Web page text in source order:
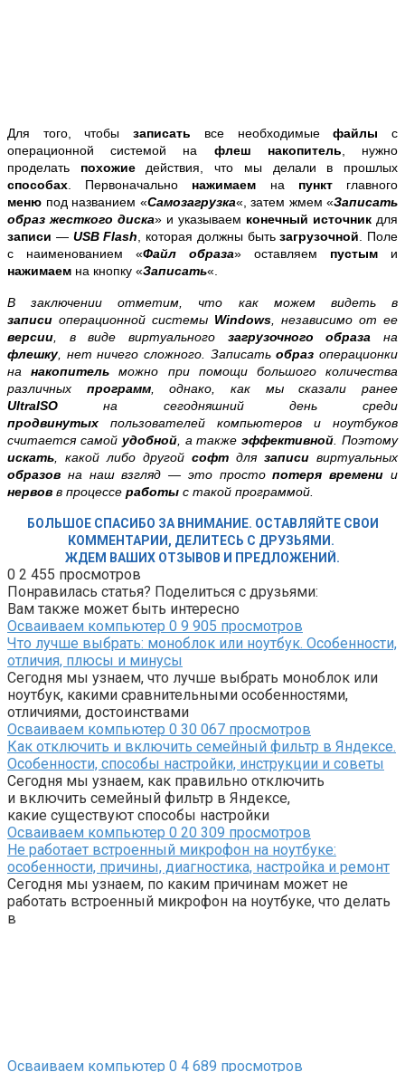
Для того, чтобызаписать все необходимыефайлыс
операционной системой на флеш накопитель , нужно
проделать похожие действия, что мы делали в прошлых
способах . Первоначально нажимаем на пункт главного
меню под названием «Самозагрузка«, затем жмем «Записать
образ жесткого диска» и указываем конечный источник для
записи — USB Flash , которая должны бытьзагрузочной . Поле
с наименованием «Файл образа» оставляем пустым и
нажимаем на кнопку «Записать«.
В заключении отметим, что как можем видеть в
записи операционной системы Windows , независимо от ее
версии , в виде виртуального загрузочного образа на
флешку, нет ничего сложного. Записатьобразоперационки
нанакопительможно при помощи большого количества
различных программ, однако, как мы сказали ранее
UltraISOна сегодняшний день среди
продвинутых пользователей компьютеров и ноутбуков
считается самой удобной, а такжеэффективной . Поэтому
искать , какой либо другой софт для записи виртуальных
образов на наш взгляд — это простопотеря времении
нервов в процессе работы с такой программой.
БОЛЬШОЕ СПАСИБО ЗА ВНИМАНИЕ. ОСТАВЛЯЙТЕ СВОИ
КОММЕНТАРИИ, ДЕЛИТЕСЬ С ДРУЗЬЯМИ.
ЖДЕМ ВАШИХ ОТЗЫВОВ И ПРЕДЛОЖЕНИЙ.
0 2 455 просмотров
Понравилась статья? Поделиться с друзьями:
Вам также может быть интересно
Осваиваем компьютер 0 9 905 просмотров
Что лучше выбрать: моноблок или ноутбук. Особенности,
отличия, плюсы и минусы
Сегодня мы узнаем, что лучше выбрать моноблок или
ноутбук, какими сравнительными особенностями,
отличиями, достоинствами
Осваиваем компьютер 0 30 067 просмотров
Как отключить и включить семейный фильтр в Яндексе.
Особенности, способы настройки, инструкции и советы
Сегодня мы узнаем, как правильно отключить
и включить семейный фильтр в Яндексе,
какие существуют способы настройки
Осваиваем компьютер 0 20 309 просмотров
Не работает встроенный микрофон на ноутбуке:
особенности, причины, диагностика, настройка и ремонт
Сегодня мы узнаем, по каким причинам может не
работать встроенный микрофон на ноутбуке, что делать
в
Осваиваем компьютер 0 4 689 просмотров